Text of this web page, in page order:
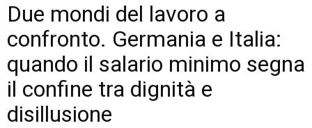
Due mondi del lavoro a
confronto. Germania e Italia:
quando il salario minimo segna
il confine tra dignità e
disillusione